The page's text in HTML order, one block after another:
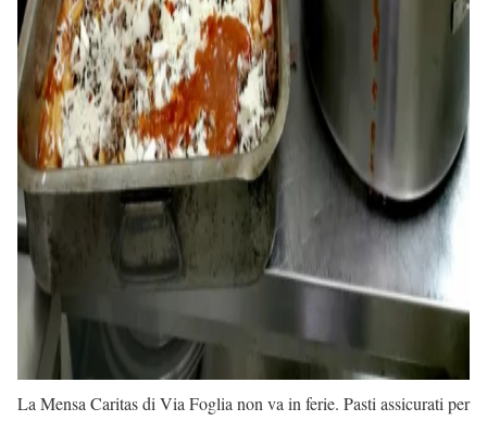
La Mensa Caritas di Via Foglia non va in ferie. Pasti assicurati per